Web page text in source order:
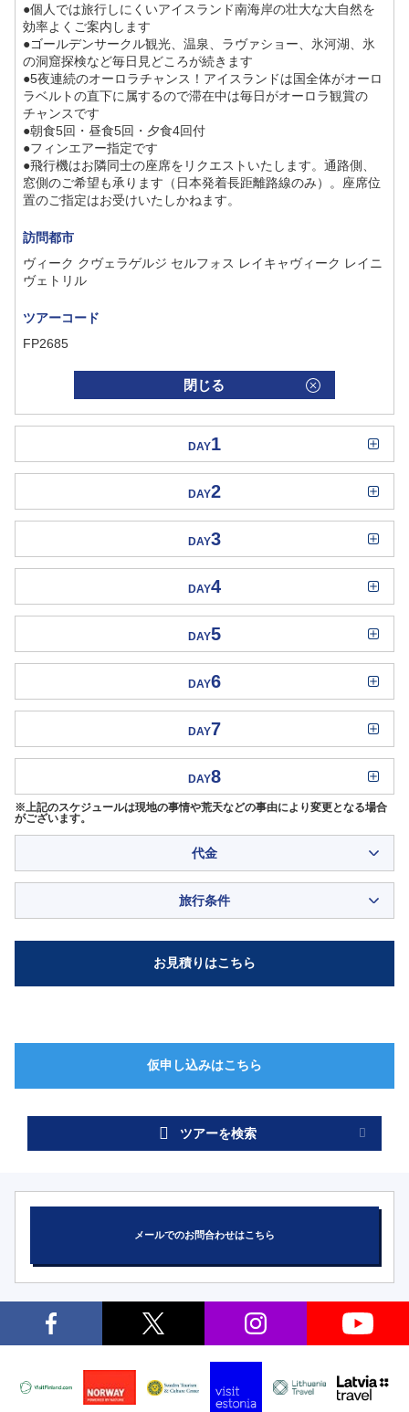
●個人では旅行しにくいアイスランド南海岸の壮大な大自然を
効率よくご案内します
●ゴールデンサークル観光、温泉、ラヴァショー、氷河湖、氷
の洞窟探検など毎日見どころが続きます
●5夜連続のオーロラチャンス！アイスランドは国全体がオーロ
ラベルトの直下に属するので滞在中は毎日がオーロラ観賞の
チャンスです
●朝食5回・昼食5回・夕食4回付
●フィンエアー指定です
●飛行機はお隣同士の座席をリクエストいたします。通路側、
窓側のご希望も承ります（日本発着長距離路線のみ）。座席位
置のご指定はお受けいたしかねます。
訪問都市
ヴィーク クヴェラゲルジ セルフォス レイキャヴィーク レイニ
ヴェトリル
ツアーコード
FP2685
閉じる
DAY1
DAY2
DAY3
DAY4
DAY5
DAY6
DAY7
DAY8
※上記のスケジュールは現地の事情や荒天などの事由により変更となる場合
がございます。
代金
旅行条件
ツアーを検索
メールでのお問合わせはこちら